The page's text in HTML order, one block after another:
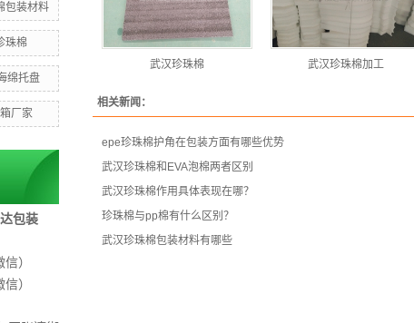
包装材料
珠棉
绵托盘
厂家
包装
）
信）
武汉珍珠棉 武汉珍珠棉加工
相关新闻：
epe珍珠棉护角在包装方面有哪些优势
武汉珍珠棉和EVA泡棉两者区别
武汉珍珠棉作用具体表现在哪？
珍珠棉与pp棉有什么区别？
武汉珍珠棉包装材料有哪些